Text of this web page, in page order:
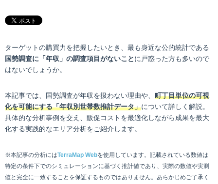
ターゲットの購買力を把握したいとき、最も身近な公的統計である
国勢調査に「年収」の調査項目がないことに戸惑った方も多いので
はないでしょうか。
本記事では、国勢調査が年収を扱わない理由や、 町丁目単位の可視
化を可能にする「年収別世帯数推計データ」について詳しく解説。
具体的な分析事例を交え、販促コストを最適化しながら成果を最大
化する実践的なエリア分析をご紹介します。
※本記事の分析にはTerraMap Webを使用しています。記載されている数値は
特定の条件下でのシミュレーションに基づく推計値であり、実際の数値や実測
値と完全に一致することを保証するものではありません。あらかじめご了承く